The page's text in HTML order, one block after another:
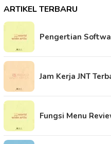
ARTIKEL TERBARU
Pengertian
Jam Kerja JNT
Fungsi Menu